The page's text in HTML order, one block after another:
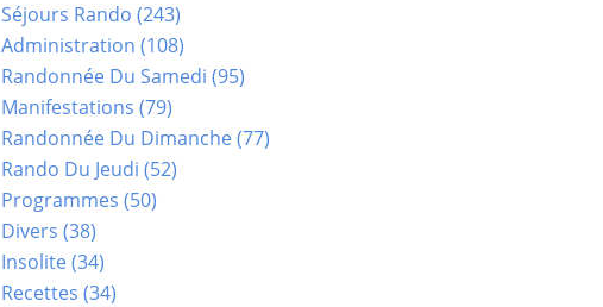
Séjours Rando (243)
Administration (108)
Randonnée Du Samedi (95)
Manifestations (79)
Randonnée Du Dimanche(77)
Rando Du Jeudi (52)
Programmes (50)
Divers (38)
Insolite(34)
Recettes (34)